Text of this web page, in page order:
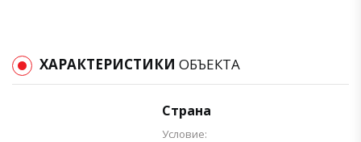
ХАРАКТЕРИСТИКИ ОБЪЕКТА
Страна
Условие: